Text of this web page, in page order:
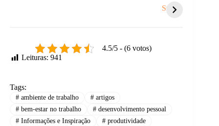
Stories
4.5/5 - (6 votos)
Leituras: 941
Tags:
#ambiente de trabalho #artigos
#bem-estar no trabalho #desenvolvimento pessoal
#Informações e Inspiração #produtividade